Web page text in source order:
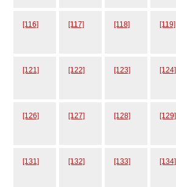
[116] [117] [118] [119]
[121] [122] [123] [124]
[126] [127] [128] [129]
[131] [132] [133] [134]